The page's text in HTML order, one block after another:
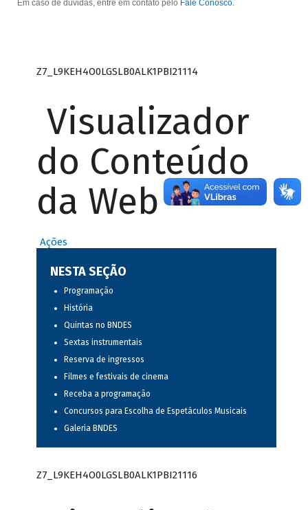
Em caso de dúvidas, entre em contato pelo Fale Conosco.
Z7_L9KEH4O0LGSLB0ALK1PBI21114
Visualizador
do Conteúdo
da Web
Ações
NESTA SEÇÃO
Programação
História
Quintas no BNDES
Sextas instrumentais
Reserva de ingressos
Filmes e festivais de cinema
Receba a programação
Concursos para Escolha de Espetáculos Musicais
Galeria BNDES
Z7_L9KEH4O0LGSLB0ALK1PBI21116